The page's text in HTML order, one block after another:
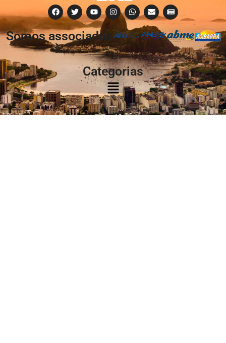
Somos associados
à:
Categorias